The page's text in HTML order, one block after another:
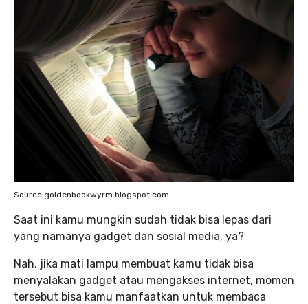
Source:goldenbookwyrm.blogspot.com
Saat ini kamu mungkin sudah tidak bisa lepas dari
yang namanya gadget dan sosial media, ya?
Nah, jika mati lampu membuat kamu tidak bisa
menyalakan gadget atau mengakses internet, momen
tersebut bisa kamu manfaatkan untuk membaca